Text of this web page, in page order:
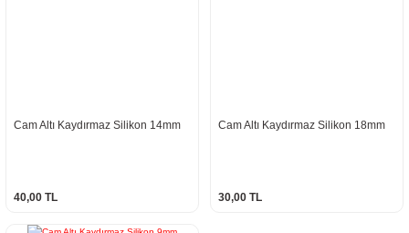
Cam Altı Kaydırmaz Silikon 14mm
40,00 TL
Cam Altı Kaydırmaz Silikon 18mm
30,00 TL